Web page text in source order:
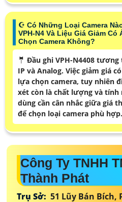
☪ Có Những Loại Camera
VPH-N4 Và Liệu Giá Giảm
Chọn Camera Không?
🤵 Đầu ghi VPH-N4408
IP và Analog. Việc giảm giá
lựa chọn camera, tuy nhiên
xét còn là chất lượng và tính
dùng cần cân nhắc giữa giá
để chọn loại camera phù hợp.
Công Ty TNHH
Thành Phát
Trụ Sở: 51 Lũy Bán Bích,